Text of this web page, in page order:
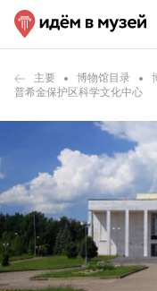
主要 博物馆目录
普希金保护区科学文化中心